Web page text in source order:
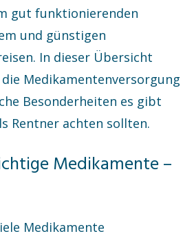
gut funktionierenden
und günstigen
In dieser Übersicht
Medikamentenversorgung
Besonderheiten es gibt
Rentner achten sollten.
Medikamente –
Medikamente